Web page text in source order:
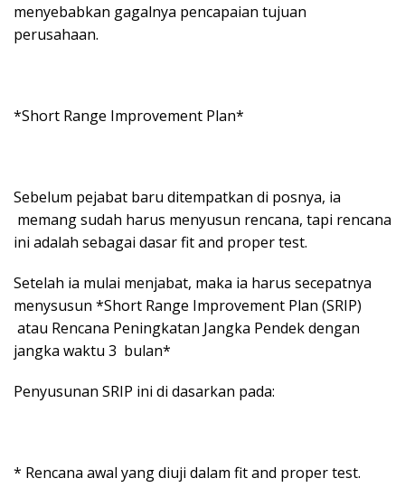
menyebabkan gagalnya pencapaian tujuan
perusahaan.
*Short Range Improvement Plan*
Sebelum pejabat baru ditempatkan di posnya, ia
memang sudah harus menyusun rencana, tapi rencana
ini adalah sebagai dasar fit and proper test.
Setelah ia mulai menjabat, maka ia harus secepatnya
menysusun *Short Range Improvement Plan (SRIP)
atau Rencana Peningkatan Jangka Pendek dengan
jangka waktu 3 bulan*
Penyusunan SRIP ini di dasarkan pada:
* Rencana awal yang diuji dalam fit and proper test.